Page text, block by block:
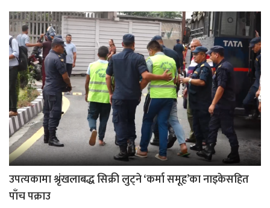
उपत्यकामा श्रृंखलाबद्ध सिक्री लुट्ने ‘कर्मा समूह’का नाइकेसहित
पाँच पक्राउ